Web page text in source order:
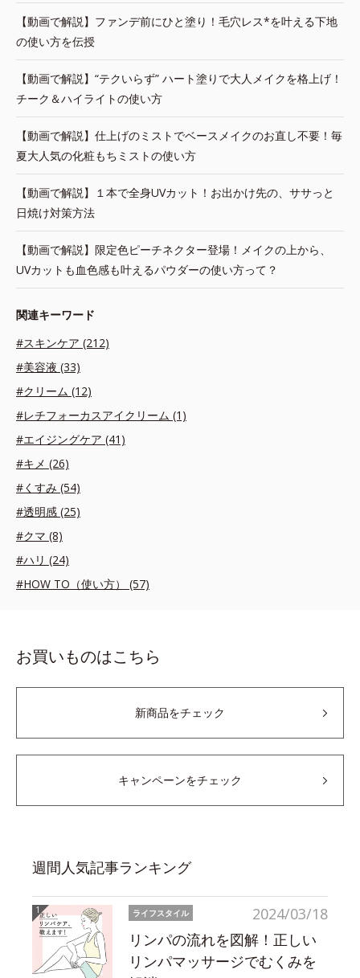
【動画で解説】ファンデ前にひと塗り！毛穴レス*を叶える下地
の使い方を伝授
【動画で解説】“テクいらず” ハート塗りで大人メイクを格上げ！
チーク＆ハイライトの使い方
【動画で解説】仕上げのミストでベースメイクのお直し不要！毎
夏大人気の化粧もちミストの使い方
【動画で解説】１本で全身UVカット！お出かけ先の、ササっと
日焼け対策方法
【動画で解説】限定色ピーチネクター登場！メイクの上から、
UVカットも血色感も叶えるパウダーの使い方って？
関連キーワード
#スキンケア (212)
#美容液 (33)
#クリーム (12)
#レチフォーカスアイクリーム (1)
#エイジングケア (41)
#キメ (26)
#くすみ (54)
#透明感 (25)
#クマ (8)
#ハリ (24)
#HOW TO（使い方） (57)
お買いものはこちら
新商品をチェック
キャンペーンをチェック
週間人気記事ランキング
2024/03/18
ライフスタイル
リンパの流れを図解！正しい
リンパマッサージでむくみを